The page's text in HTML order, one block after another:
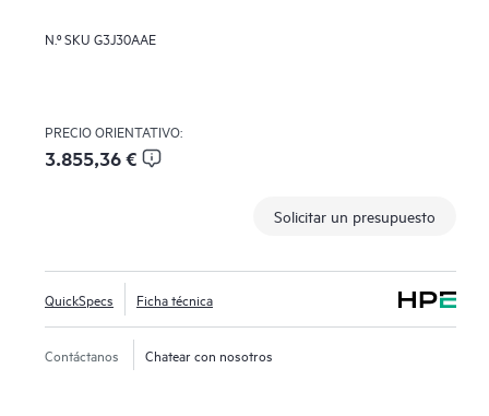
N.º SKU G3J30AAE
PRECIO ORIENTATIVO:
3.855,36 €
Solicitar un presupuesto
QuickSpecs Ficha técnica
Contáctanos Chatear con nosotros